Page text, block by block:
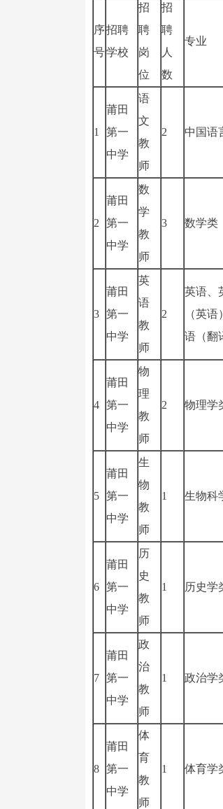
序
号
招聘
学校
招
聘
岗
位
招
聘
人
数
专业
1
莆田
第一
中学
语
文
教
师
2 中国语
2
莆田
第一
中学
数
学
教
师
3 数学类
3
莆田
第一
中学
英
语
教
师
2
英语、
（英
语（翻
4
莆田
第一
中学
物
理
教
师
2 物理学
5
莆田
第一
中学
生
物
教
师
1 生物科
6
莆田
第一
中学
历
史
教
师
1 历史学
7
莆田
第一
中学
政
治
教
师
1 政治学
8
莆田
第一
中学
体
育
教
师
1 体育学